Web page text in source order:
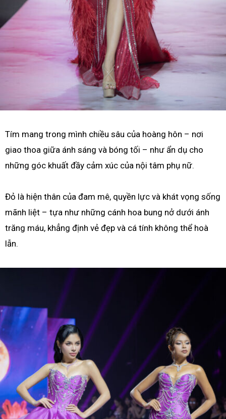
Tím mang trong mình chiều sâu của hoàng hôn – nơi
giao thoa giữa ánh sáng và bóng tối – như ẩn dụ cho
những góc khuất đầy cảm xúc của nội tâm phụ nữ.
Đỏ là hiện thân của đam mê, quyền lực và khát vọng sống
mãnh liệt – tựa như những cánh hoa bung nở dưới ánh
trăng máu, khẳng định vẻ đẹp và cá tính không thể hoà
lẫn.